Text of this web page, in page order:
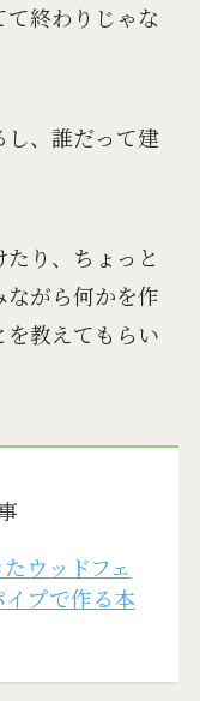
終わりじゃな
、誰だって建
り、ちょっと
がら何かを作
教えてもらい
ウッドフェ
プで作る本